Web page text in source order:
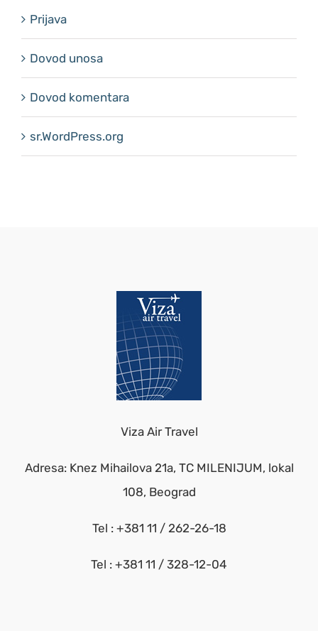
Prijava
Dovod unosa
Dovod komentara
sr.WordPress.org
Viza Air Travel
Adresa: Knez Mihailova 21a, TC MILENIJUM, lokal
108, Beograd
Tel : +381 11 / 262-26-18
Tel : +381 11 / 328-12-04